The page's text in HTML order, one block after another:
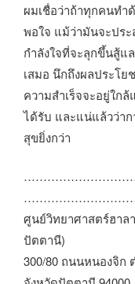
ผมเชื่อว่าถ้าทุกคนทำ
พอใจ แม้ว่ามันจะประ
กำลังใจที่จะลุกขึ้นสู้แ
เสมอ นึกถึงผลประโ
ความสำเร็จจะอยู่ใกล้
ได้รับ และแน่แล้วว่า
สุขยิ่งกว่า
ศูนย์วิทยาศาสตร์ฮาล
ปัตตานี)
300/80 ถนนหนองจิก